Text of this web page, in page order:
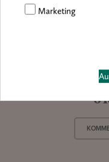
Marketing
Dauer: bis zum 18.
Hinweis: Die
0